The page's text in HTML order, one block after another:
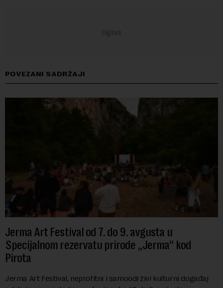
POVEZANI SADRŽAJI
Jerma Art Festival od 7. do 9. avgusta u
Specijalnom rezervatu prirode „Jerma“ kod
Pirota
Jerma Art Festival, neprofitni i samoodrživi kulturni događaj